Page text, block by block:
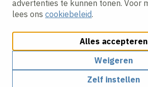
advertenties te kunnen tonen. Voor
lees ons cookiebeleid.
Alles accepteren
Weigeren
Zelf instellen
Cookies aanpassenCookiebeleid
Algemene